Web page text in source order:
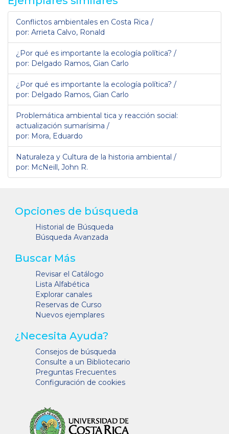
Conflictos ambientales en Costa Rica /
por: Arrieta Calvo, Ronald
¿Por qué es importante la ecología política? /
por: Delgado Ramos, Gian Carlo
¿Por qué es importante la ecología política? /
por: Delgado Ramos, Gian Carlo
Problemática ambiental tica y reacción social:
actualización sumarísima /
por: Mora, Eduardo
Naturaleza y Cultura de la historia ambiental /
por: McNeill, John R.
Opciones de búsqueda
Historial de Búsqueda
Búsqueda Avanzada
Buscar Más
Revisar el Catálogo
Lista Alfabética
Explorar canales
Reservas de Curso
Nuevos ejemplares
¿Necesita Ayuda?
Consejos de búsqueda
Consulte a un Bibliotecario
Preguntas Frecuentes
Configuración de cookies